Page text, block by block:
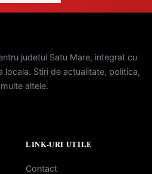
judetul Satu Mare, integrat cu
locala. Stiri de actualitate, politica,
altele.
LINK-URI UTILE
Contact